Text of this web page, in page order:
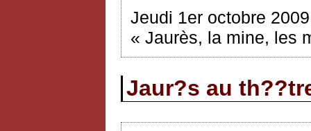
Jeudi 1er octobre
« Jaurès, la mine, les
Jaur?s au